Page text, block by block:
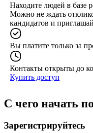
Находите людей в базе
Можно не ждать
кандидатов и
Вы платите только за
Контакты открыты до
Купить доступ
С чего начать
Зарегистрируйтесь